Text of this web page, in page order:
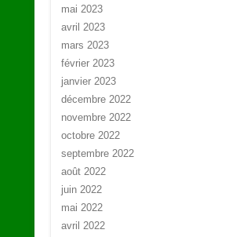
mai 2023
avril 2023
mars 2023
février 2023
janvier 2023
décembre 2022
novembre 2022
octobre 2022
septembre 2022
août 2022
juin 2022
mai 2022
avril 2022